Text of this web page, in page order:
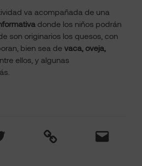
Link Mail
va acompañada de una
donde los niños podrán
son originarios los quesos, con
bien sea de vaca, oveja,
ellos, y algunas